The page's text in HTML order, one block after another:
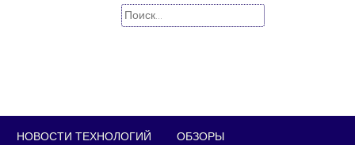
Найти:
НОВОСТИ ТЕХНОЛОГИЙ ОБЗОРЫ